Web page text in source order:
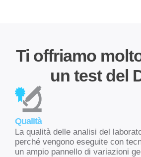
Ti offriamo
un test del
Qualità
La qualità delle analisi del
perché vengono eseguite con
un ampio pannello di variazioni